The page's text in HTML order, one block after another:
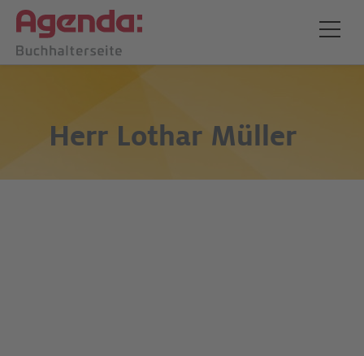
Herr Lothar Müller